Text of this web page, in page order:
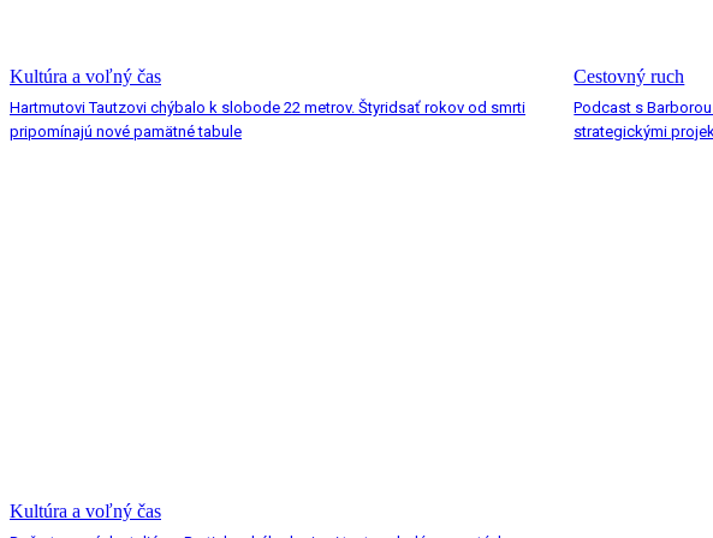
Kultúra a voľný čas
Hartmutovi Tautzovi chýbalo k slobode 22 metrov. Štyridsať rokov od smrti
pripomínajú nové pamätné tabule
Cestovný ruch
Podcast s
strategickými
Kultúra a voľný čas